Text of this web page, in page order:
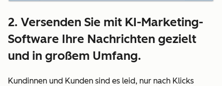
2. Versenden Sie mit KI-Marketing-
Software Ihre Nachrichten gezielt
und in großem Umfang.
Kundinnen und Kunden sind es leid, nur nach Klicks